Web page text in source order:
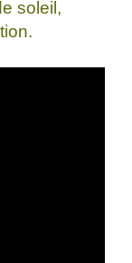
soleil,